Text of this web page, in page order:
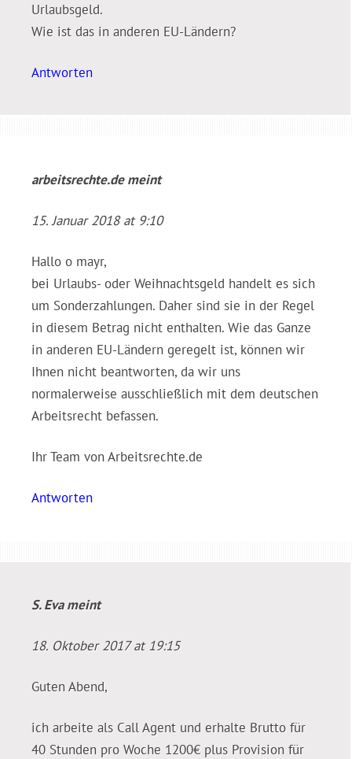
Urlaubsgeld.
Wie ist das in anderen EU-Ländern?
Antworten
arbeitsrechte.demeint
15. Januar 2018 at 9:10
Hallo o mayr,
bei Urlaubs- oder Weihnachtsgeld handelt es sich
um Sonderzahlungen. Daher sind sie in der Regel
in diesem Betrag nicht enthalten. Wie das Ganze
in anderen EU-Ländern geregelt ist, können wir
Ihnen nicht beantworten, da wir uns
normalerweise ausschließlich mit dem deutschen
Arbeitsrecht befassen.
Ihr Team von Arbeitsrechte.de
Antworten
S. Evameint
18. Oktober 2017 at 19:15
Guten Abend,
ich arbeite als Call Agent und erhalte Brutto für
40 Stunden pro Woche 1200€ plus Provision für